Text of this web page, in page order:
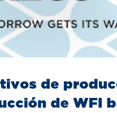
de
de WFI